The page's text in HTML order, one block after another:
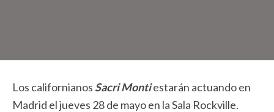
Los californianos Sacri Montiestarán actuando en
Madrid el jueves 28 de mayo en la Sala Rockville.